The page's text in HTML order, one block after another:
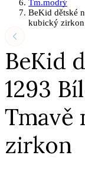
Tm.modrý
BeKid dětské
kubický zirkon
BeKid
1293
Tmavě
zirkon